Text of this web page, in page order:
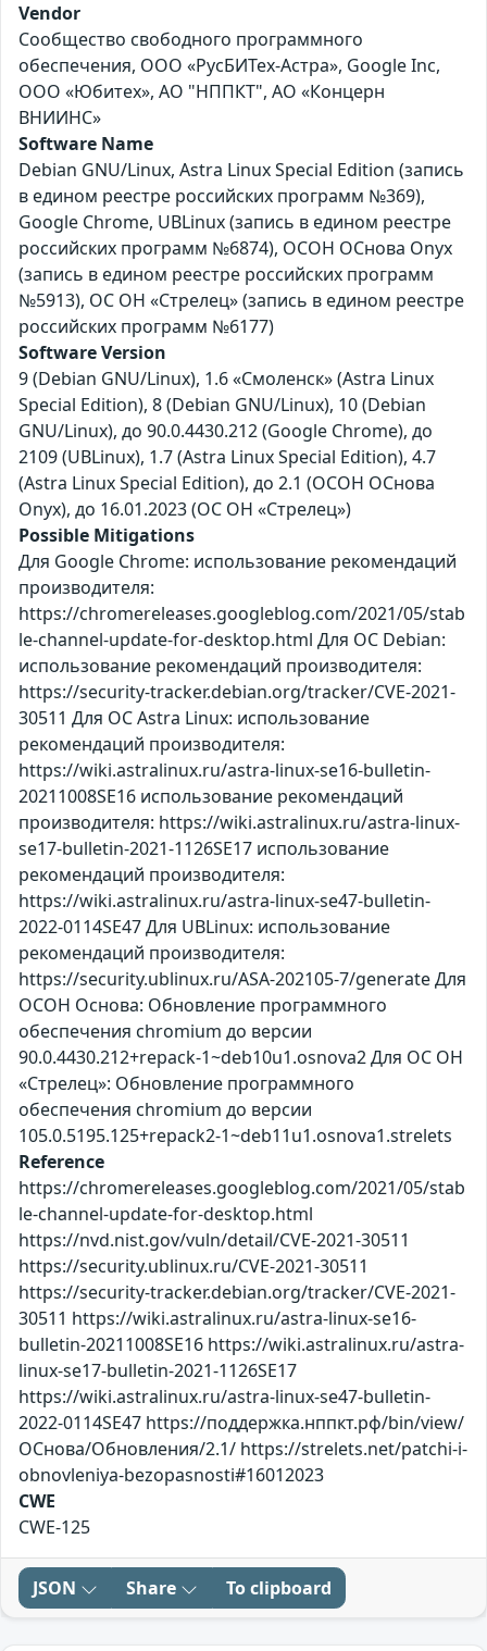
Vendor
Сообщество свободного программного
обеспечения, ООО «РусБИТех-Астра», Google Inc,
ООО «Юбитех», АО "НППКТ", АО «Концерн
ВНИИНС»
Software Name
Debian GNU/Linux, Astra Linux Special Edition (запись
в едином реестре российских программ №369),
Google Chrome, UBLinux (запись в едином реестре
российских программ №6874), ОСОН ОСнова Оnyx
(запись в едином реестре российских программ
№5913), ОС ОН «Стрелец» (запись в едином реестре
российских программ №6177)
Software Version
9 (Debian GNU/Linux), 1.6 «Смоленск» (Astra Linux
Special Edition), 8 (Debian GNU/Linux), 10 (Debian
GNU/Linux), до 90.0.4430.212 (Google Chrome), до
2109 (UBLinux), 1.7 (Astra Linux Special Edition), 4.7
(Astra Linux Special Edition), до 2.1 (ОСОН ОСнова
Оnyx), до 16.01.2023 (ОС ОН «Стрелец»)
Possible Mitigations
Для Google Chrome: использование рекомендаций
производителя:
https://chromereleases.googleblog.com/2021/05/stab
le-channel-update-for-desktop.html Для ОС Debian:
использование рекомендаций производителя:
https://security-tracker.debian.org/tracker/CVE-2021-
30511 Для ОС Astra Linux: использование
рекомендаций производителя:
https://wiki.astralinux.ru/astra-linux-se16-bulletin-
20211008SE16 использование рекомендаций
производителя: https://wiki.astralinux.ru/astra-linux-
se17-bulletin-2021-1126SE17 использование
рекомендаций производителя:
https://wiki.astralinux.ru/astra-linux-se47-bulletin-
2022-0114SE47 Для UBLinux: использование
рекомендаций производителя:
https://security.ublinux.ru/ASA-202105-7/generate Для
ОСОН Основа: Обновление программного
обеспечения chromium до версии
90.0.4430.212+repack-1~deb10u1.osnova2 Для ОС ОН
«Стрелец»: Обновление программного
обеспечения chromium до версии
105.0.5195.125+repack2-1~deb11u1.osnova1.strelets
Reference
https://chromereleases.googleblog.com/2021/05/stab
le-channel-update-for-desktop.html
https://nvd.nist.gov/vuln/detail/CVE-2021-30511
https://security.ublinux.ru/CVE-2021-30511
https://security-tracker.debian.org/tracker/CVE-2021-
30511 https://wiki.astralinux.ru/astra-linux-se16-
bulletin-20211008SE16 https://wiki.astralinux.ru/astra-
linux-se17-bulletin-2021-1126SE17
https://wiki.astralinux.ru/astra-linux-se47-bulletin-
2022-0114SE47 https://поддержка.нппкт.рф/bin/view/
ОСнова/Обновления/2.1/ https://strelets.net/patchi-i-
obnovleniya-bezopasnosti#16012023
CWE
CWE-125
JSON Share To clipboard